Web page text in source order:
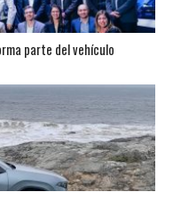
parte del vehículo